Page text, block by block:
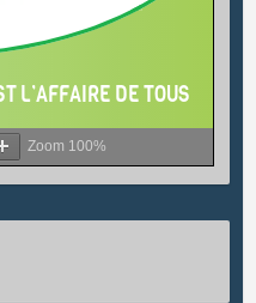
Zoom 100%